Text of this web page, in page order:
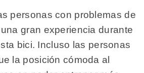
personas con problemas de
gran experiencia durante
bici. Incluso las personas
la posición cómoda al